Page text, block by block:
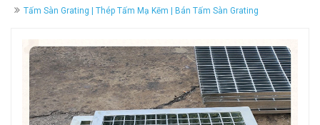
Tấm Sàn Grating | Thép Tấm Mạ Kẽm | Bán Tấm Sàn Grating